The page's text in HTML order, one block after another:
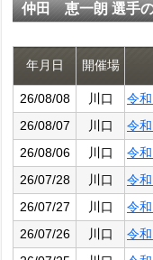
仲田 恵一朗 選手
年月日 開催場
26/08/08 川口
令
26/08/07
川口
令
26/08/06
川口
令
26/07/28
川口
令
26/07/27
川口
令
26/07/26
川口
令